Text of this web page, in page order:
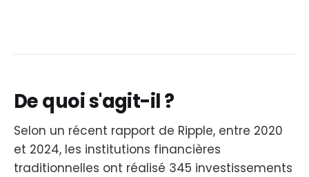
De quoi s'agit-il ?
Selon un récent rapport de Ripple, entre 2020
et 2024, les institutions financières
traditionnelles ont réalisé 345 investissements